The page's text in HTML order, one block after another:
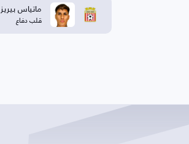
ماتياس بيريز
قلب دفاع